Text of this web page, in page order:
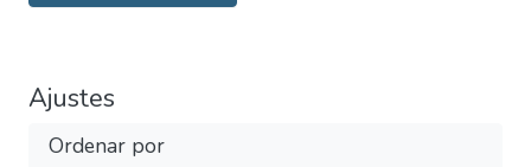
Ajustes
Ordenar por